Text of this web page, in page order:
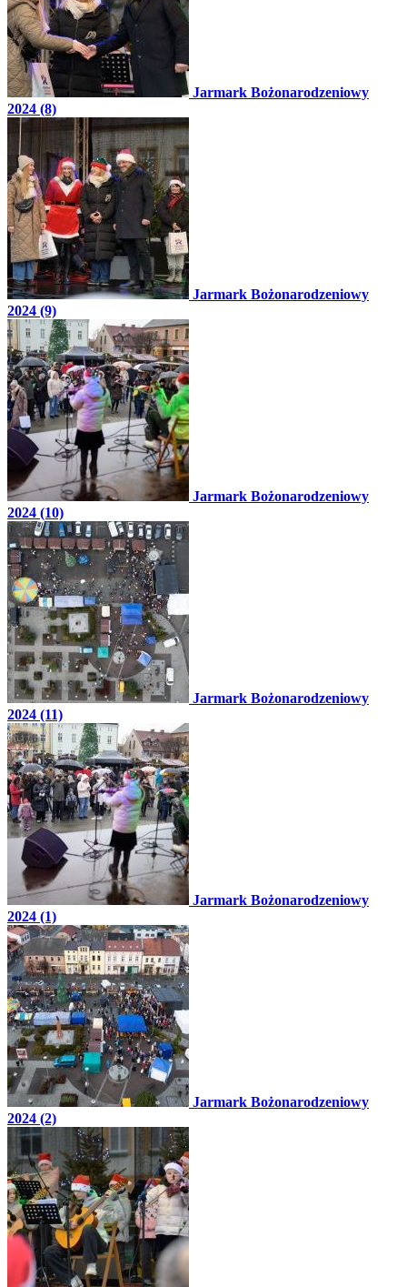
Jarmark Bożonarodzeniowy
2024 (8)
Jarmark Bożonarodzeniowy
2024 (9)
Jarmark Bożonarodzeniowy
2024 (10)
Jarmark Bożonarodzeniowy
2024 (11)
Jarmark Bożonarodzeniowy
2024 (1)
Jarmark Bożonarodzeniowy
2024 (2)